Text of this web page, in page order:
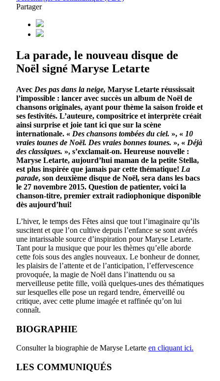
Partager
La parade, le nouveau disque de
Noël signé Maryse Letarte
Avec Des pas dans la neige, Maryse Letarte réussissait
l’impossible : lancer avec succès un album de Noël de
chansons originales, ayant pour thème la saison froide et
ses festivités. L’auteure, compositrice et interprète créait
ainsi surprise et joie tant ici que sur la scène
internationale. « Des chansons tombées du ciel. », « 10
vraies tounes de Noël. Des vraies bonnes tounes. », « Déjà
des classiques. », s’exclamait-on. Heureuse nouvelle :
Maryse Letarte, aujourd’hui maman de la petite Stella,
est plus inspirée que jamais par cette thématique! La
parade, son deuxième disque de Noël, sera dans les bacs
le 27 novembre 2015. Question de patienter, voici la
chanson-titre, premier extrait radiophonique disponible
dès aujourd’hui!
L’hiver, le temps des Fêtes ainsi que tout l’imaginaire qu’ils
suscitent et que l’on cultive depuis l’enfance se sont avérés
une intarissable source d’inspiration pour Maryse Letarte.
Tant pour la musique que pour les thèmes qu’elle aborde
cette fois sous des angles nouveaux. Le bonheur de donner,
les plaisirs de l’attente et de l’anticipation, l’effervescence
provoquée, la magie de Noël dans l’inattendu ou sa
merveilleuse petite fille, voilà quelques-unes des thématiques
sur lesquelles elle pose un regard tendre, émerveillé ou
critique, avec cette plume imagée et raffinée qu’on lui
connaît.
BIOGRAPHIE
Consulter la biographie de Maryse Letarte en cliquant ici.
LES COMMUNIQUÉS